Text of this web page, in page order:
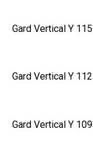
Gard Vertical Y 115
Gard Vertical Y 112
Gard Vertical Y 109